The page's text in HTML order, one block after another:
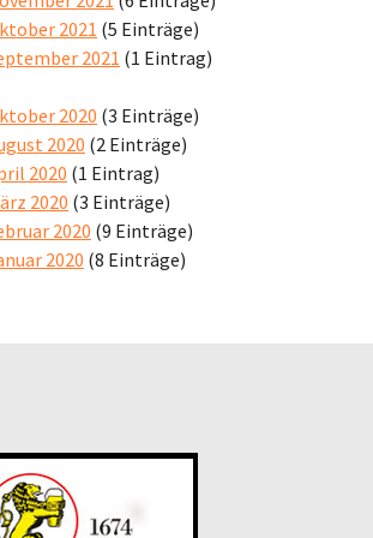
2021 (5 Einträge)
2021 (1 Eintrag)
2020 (3 Einträge)
2020 (2 Einträge)
2020 (1 Eintrag)
2020 (3 Einträge)
2020 (9 Einträge)
2020 (8 Einträge)